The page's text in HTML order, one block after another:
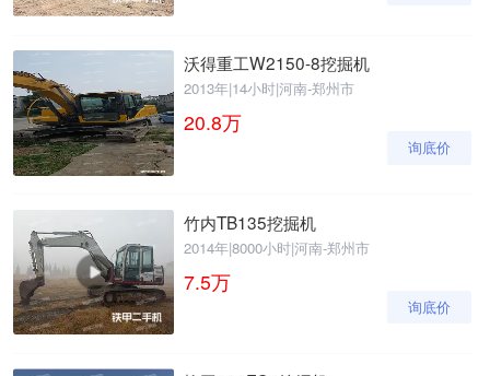
沃得重工W2150-8挖掘机
2013年|14小时|河南-郑州市
20.8万
询底价
竹内TB135挖掘机
2014年|8000小时|河南-郑州市
7.5万
询底价